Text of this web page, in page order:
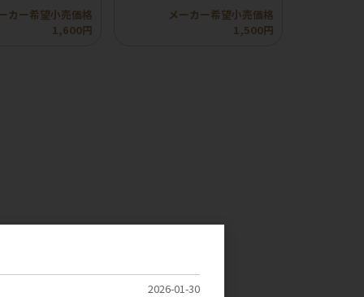
カー希望小売価格
1,600円
メーカー希望小売価格
1,500円
2026-01-30